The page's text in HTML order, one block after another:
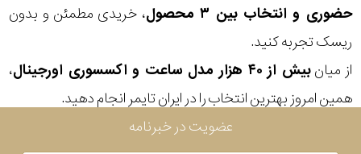
حضوری و انتخاب بین ۳ محصول
، خریدی مطمئن و بدون
ریسک تجربه کنید.
از میانبیش از ۴۰ هزار مدل ساعت و اکسسوری اورجینال
،
همین امروز بهترین انتخاب را در ایران تایمر انجام دهید.
عضویت در خبرنامه